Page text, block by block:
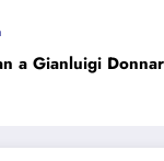
a Gianluigi